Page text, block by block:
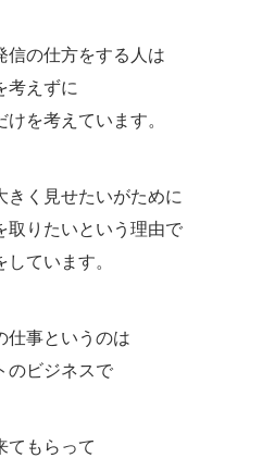
信の仕方をする人は
考えずに
を考えています。
きく見せたいがために
取りたいという理由で
ています。
仕事というのは
のビジネスで
てもらって